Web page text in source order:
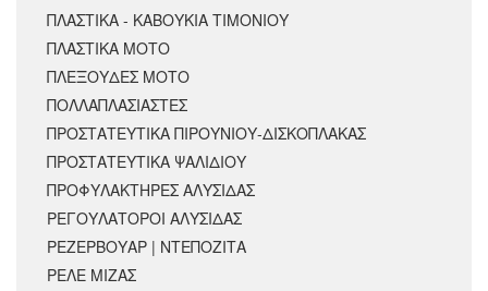
ΠΛΑΣΤΙΚΑ - ΚΑΒΟΥΚΙΑ ΤΙΜΟΝΙΟΥ
ΠΛΑΣΤΙΚΑ ΜΟΤΟ
ΠΛΕΞΟΥΔΕΣ ΜΟΤΟ
ΠΟΛΛΑΠΛΑΣΙΑΣΤΕΣ
ΠΡΟΣΤΑΤΕΥΤΙΚΑ ΠΙΡΟΥΝΙΟΥ-ΔΙΣΚΟΠΛΑΚΑΣ
ΠΡΟΣΤΑΤΕΥΤΙΚΑ ΨΑΛΙΔΙΟΥ
ΠΡΟΦΥΛΑΚΤΗΡΕΣ ΑΛΥΣΙΔΑΣ
ΡΕΓΟΥΛΑΤΟΡΟΙ ΑΛΥΣΙΔΑΣ
ΡΕΖΕΡΒΟΥΑΡ | ΝΤΕΠΟΖΙΤΑ
ΡΕΛΕ ΜΙΖΑΣ